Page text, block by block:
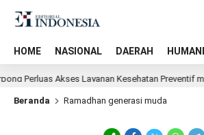
HOME NASIONAL DAERAH
Perluas Akses Layanan Kesehatan Preventif
Beranda Ramadhan generasi muda